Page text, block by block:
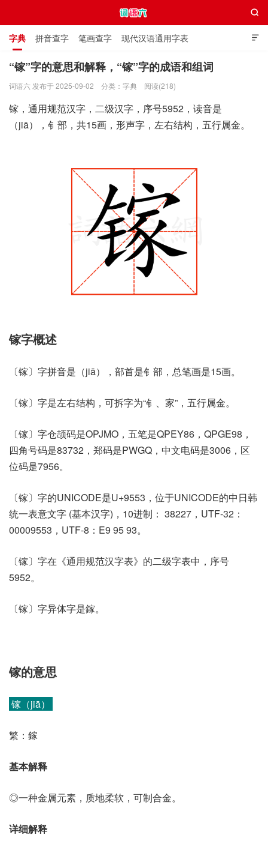

字典 拼音查字 笔画查字 现代汉语通用字表
通用规范汉字表 叠字大全 独体字大全 极简英语词典

“镓”字的意思和解释，“镓”字的成语和组词
词语六 发布于 2025-09-02 分类： 字典 阅读(218)
镓，通用规范汉字，二级汉字，序号5952，读音是
（jiā），钅部，共15画，形声字，左右结构，五行属金。
镓字概述
〔镓〕字拼音是（jiā），部首是钅部，总笔画是15画。
〔镓〕字是左右结构，可拆字为“钅、家”，五行属金。
〔镓〕字仓颉码是OPJMO，五笔是QPEY86，QPGE98，
四角号码是83732，郑码是PWGQ，中文电码是3006，区
位码是7956。
〔镓〕字的UNICODE是U+9553，位于UNICODE的中日韩
统一表意文字 (基本汉字)，10进制： 38227，UTF-32：
00009553，UTF-8：E9 95 93。
〔镓〕字在《通用规范汉字表》的二级字表中，序号
5952。
〔镓〕字异体字是鎵。
镓的意思
镓（jiā）
繁：鎵
基本解释
◎一种金属元素，质地柔软，可制合金。
详细解释